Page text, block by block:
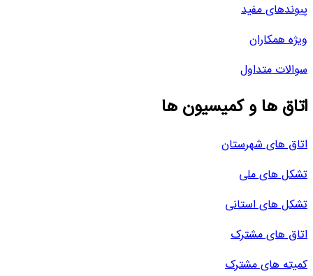
پیوندهای مفید
ویژه همکاران
سوالات متداول
اتاق ها و کمیسیون ها
اتاق های شهرستان
تشکل های ملی
تشکل های استانی
اتاق های مشترک
کمیته های مشترک